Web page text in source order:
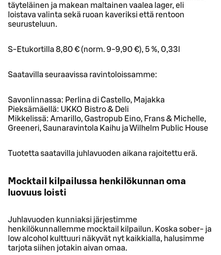
täyteläinen ja makean maltainen vaalea lager, eli
loistava valinta sekä ruoan kaveriksi että rentoon
seurusteluun.
S-Etukortilla 8,80 € (norm. 9-9,90 €), 5 %, 0,33l
Saatavilla seuraavissa ravintoloissamme:
Savonlinnassa: Perlina di Castello, Majakka
Pieksämäellä: UKKO Bistro & Deli
Mikkelissä: Amarillo, Gastropub Eino, Frans & Michelle,
Greeneri, Saunaravintola Kaihu ja Wilhelm Public House
Tuotetta saatavilla juhlavuoden aikana rajoitettu erä.
Mocktail kilpailussa henkilökunnan oma
luovuus loisti
Juhlavuoden kunniaksi järjestimme
henkilökunnallemme mocktail kilpailun. Koska sober- ja
low alcohol kulttuuri näkyvät nyt kaikkialla, halusimme
tarjota siihen jotakin aivan omaa.